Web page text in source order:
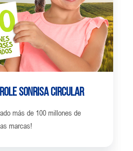
Sonrisa Circular
más de 100 millones de
marcas!